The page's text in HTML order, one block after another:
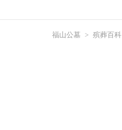
福山公墓 > 殡葬百科